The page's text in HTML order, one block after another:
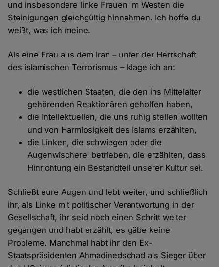
und insbesondere linke Frauen im Westen die
Steinigungen gleichgültig hinnahmen. Ich hoffe du
weißt, was ich meine.
Als eine Frau aus dem Iran – unter der Herrschaft
des islamischen Terrorismus – klage ich an:
die westlichen Staaten, die den ins Mittelalter
gehörenden Reaktionären geholfen haben,
die Intellektuellen, die uns ruhig stellen wollten
und von Harmlosigkeit des Islams erzählten,
die Linken, die schwiegen oder die
Augenwischerei betrieben, die erzählten, dass
Hinrichtung ein Bestandteil unserer Kultur sei.
Schließt eure Augen und lebt weiter, und schließlich
ihr, als Linke mit politischer Verantwortung in der
Gesellschaft, ihr seid noch einen Schritt weiter
gegangen und habt erzählt, es gäbe keine
Probleme. Manchmal habt ihr den Ex-
Staatspräsidenten Ahmadinedschad als Sieger über